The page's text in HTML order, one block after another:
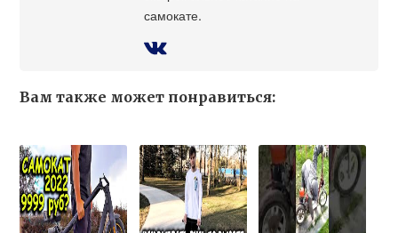
самокате.
Вам также может понравиться: